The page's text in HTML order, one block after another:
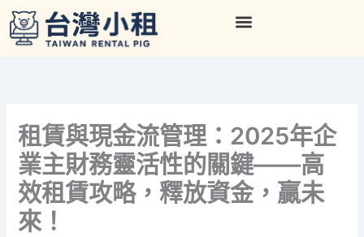
租賃與現金流管理：2025年企
業主財務靈活性的關鍵——高
效租賃攻略，釋放資金，贏未
來！